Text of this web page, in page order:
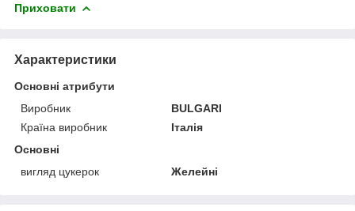
Приховати
Характеристики
Основні атрибути
Виробник
BULGARI
Країна виробник
Італія
Основні
вигляд цукерок
Желейні